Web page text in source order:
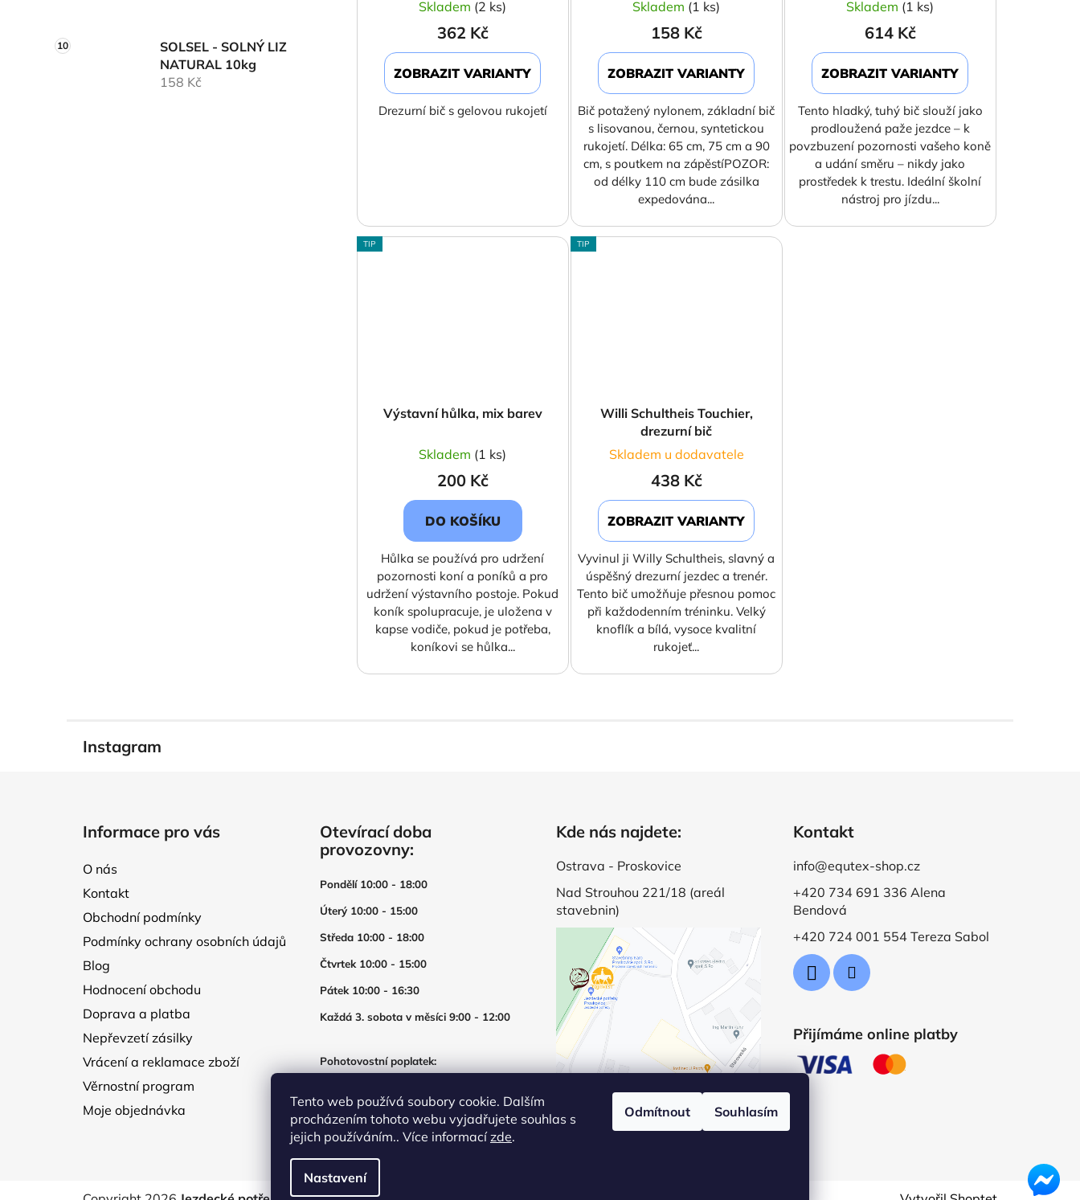
Tento web používá soubory cookie. Dalším
procházením tohoto webu vyjadřujete souhlas s
jejich používáním.. Více informacízde.
Nastavení
Odmítnout Souhlasím
SOLSEL - SOLNÝ LIZ
NATURAL 10kg
158 Kč
Skladem (2 ks)
362 Kč
ZOBRAZIT VARIANTY
Drezurní bič s gelovou rukojetí
Skladem (1 ks)
158 Kč
ZOBRAZIT VARIANTY
Bič potažený nylonem, základní bič
s lisovanou, černou, syntetickou
rukojetí. Délka: 65 cm, 75 cm a 90
cm, s poutkem na zápěstíPOZOR:
od délky 110 cm bude zásilka
expedována...
Skladem (1 ks)
614 Kč
ZOBRAZIT VARIANTY
Tento hladký, tuhý bič slouží jako
prodloužená paže jezdce – k
povzbuzení pozornosti vašeho koně
a udání směru – nikdy jako
prostředek k trestu. Ideální školní
nástroj pro jízdu...
TIP
Výstavní hůlka, mix barev
Skladem (1 ks)
200 Kč
DO KOŠÍKU
Hůlka se používá pro udržení
pozornosti koní a poníků a pro
udržení výstavního postoje. Pokud
koník spolupracuje, je uložena v
kapse vodiče, pokud je potřeba,
koníkovi se hůlka...
TIP
Willi Schultheis Touchier,
drezurní bič
Skladem u dodavatele
438 Kč
ZOBRAZIT VARIANTY
Vyvinul ji Willy Schultheis, slavný a
úspěšný drezurní jezdec a trenér.
Tento bič umožňuje přesnou pomoc
při každodenním tréninku. Velký
knoflík a bílá, vysoce kvalitní
rukojeť...
p
r
v
k
v
ý
p
i
s
u
Instagram
Informace pro vás
O nás
Kontakt
Obchodní podmínky
Podmínky ochrany osobních údajů
Blog
Hodnocení obchodu
Doprava a platba
Nepřevzetí zásilky
Vrácení a reklamace zboží
Věrnostní program
Moje objednávka
Otevírací doba
provozovny:
Pondělí 10:00 - 18:00
Úterý 10:00 - 15:00
Středa 10:00 - 18:00
Čtvrtek 10:00 - 15:00
Pátek 10:00 - 16:30
Každá 3. sobota v měsíci 9:00 - 12:00
Pohotovostní poplatek:
250Kč
Kde nás najdete:
Ostrava - Proskovice
Nad Strouhou 221/18 (areál
stavebnin)
Kontakt
info@equtex-shop.cz
+420 734 691 336 Alena
Bendová
+420 724 001 554 Tereza Sabol
Přijímáme online platby